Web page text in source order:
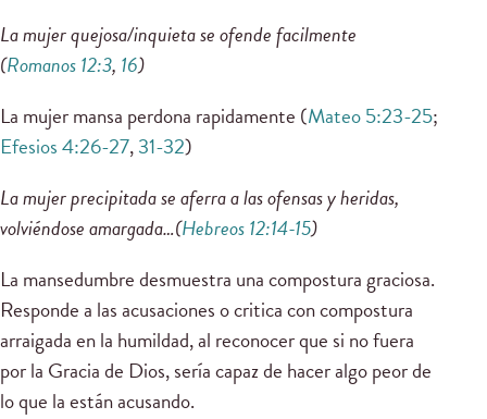
La mujer quejosa/inquieta se ofende facilmente
(Romanos 12:3, 16)
La mujer mansa perdona rapidamente (Mateo 5:23-25;
Efesios 4:26-27,31-32)
La mujer precipitada se aferra a las ofensas y heridas,
volviéndose amargada…(Hebreos 12:14-15)
La mansedumbre desmuestra una compostura graciosa.
Responde a las acusaciones o critica con compostura
arraigada en la humildad, al reconocer que si no fuera
por la Gracia de Dios, sería capaz de hacer algo peor de
lo que la están acusando.